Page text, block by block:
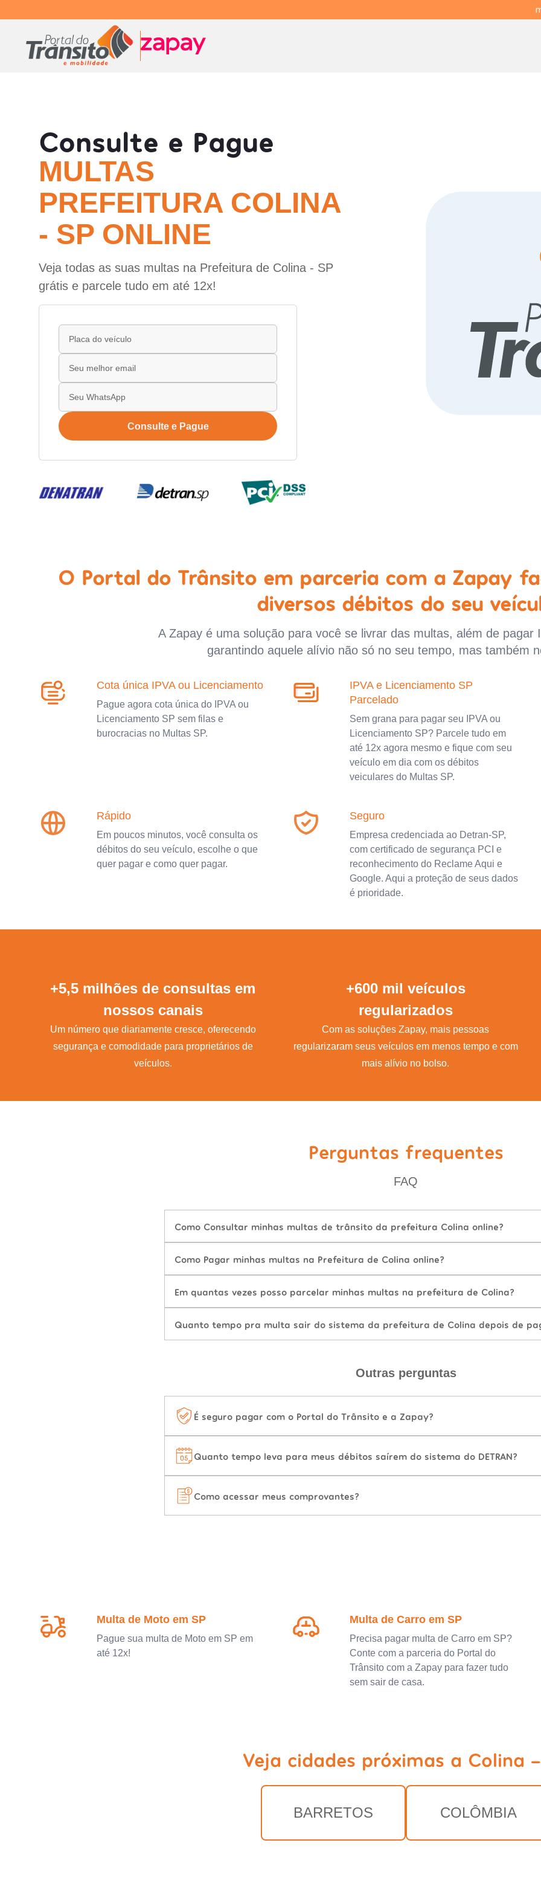
Consulte e Pague
MULTAS
PREFEITURA COLINA
- SP ONLINE
Veja todas as suas multas na Prefeitura de Colina - SP
grátis e parcele tudo em até 12x!
Consulte e Pague
O Portal do Trânsito em parceria com a Zapay
diversos débitos do seu
A Zapay é uma solução para você se livrar das multas, além de pagar
garantindo aquele alívio não só no seu tempo, mas também
Cota única IPVA ou Licenciamento
Pague agora cota única do IPVA ou
Licenciamento SP sem filas e
burocracias no Multas SP.
IPVA e Licenciamento SP
Parcelado
Sem grana para pagar seu IPVA ou
Licenciamento SP? Parcele tudo em
até 12x agora mesmo e fique com seu
veículo em dia com os débitos
veiculares do Multas SP.
Rápido
Em poucos minutos, você consulta os
débitos do seu veículo, escolhe o que
quer pagar e como quer pagar.
Seguro
Empresa credenciada ao Detran-SP,
com certificado de segurança PCI e
reconhecimento do Reclame Aqui e
Google. Aqui a proteção de seus dados
é prioridade.
+5,5 milhões de consultas em
nossos canais
Um número que diariamente cresce, oferecendo
segurança e comodidade para proprietários de
veículos.
+600 mil veículos
regularizados
Com as soluções Zapay, mais pessoas
regularizaram seus veículos em menos tempo e com
mais alívio no bolso.
Perguntas frequentes
FAQ
Como Consultar minhas multas de trânsito da prefeitura Colina online?
Como Pagar minhas multas na Prefeitura de Colina online?
Em quantas vezes posso parcelar minhas multas na prefeitura de Colina?
Quanto tempo pra multa sair do sistema da prefeitura de Colina depois de
Outras perguntas
É seguro pagar com o Portal do Trânsito e a Zapay?
Quanto tempo leva para meus débitos saírem do sistema do DETRAN?
Como acessar meus comprovantes?
Multa de Moto em SP
Pague sua multa de Moto em SP em
até 12x!
Multa de Carro em SP
Precisa pagar multa de Carro em SP?
Conte com a parceria do Portal do
Trânsito com a Zapay para fazer tudo
sem sair de casa.
Veja cidades próximas a Colina
BARRETOS COLÔMBIA